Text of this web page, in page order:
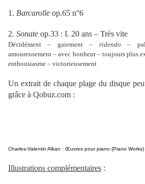
1. Barcarolle op.65 n°6
2. Sonate op.33 : I. 20 ans – Très vite
Décidément – gaiement – ridendo –
amoureusement – avec bonheur – toujours plus
enthousiasme – victorieusement
Un extrait de chaque plage du disque
grâce à Qobuz.com :
Illustrations complémentaires :